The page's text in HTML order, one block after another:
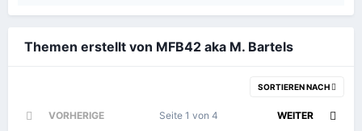
Themen erstellt von MFB42 aka M. Bartels
SORTIEREN NACH
VORHERIGE WEITER
Seite 1 von 4